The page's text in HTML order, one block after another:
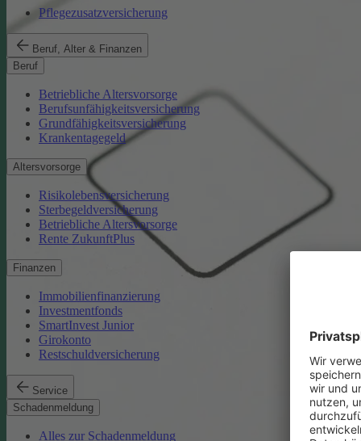
Pflegezusatzversicherung
Beruf, Alter & Finanzen
Beruf
Betriebliche Altersvorsorge
Berufsunfähigkeitsversicherung
Grundfähigkeitsversicherung
Krankentagegeld
Altersvorsorge
Risikolebensversicherung
Sterbegeldversicherung
Betriebliche Altersvorsorge
Rente ZukunftPlus
Finanzen
Immobilienfinanzierung
Investmentfonds
SmartInvest Junior
Girokonto
Restschuldversicherung
Service
Schadenmeldung
Alles zur Schadenmeldung